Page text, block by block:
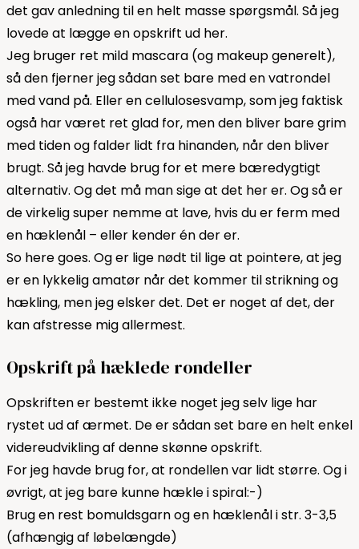
det gav anledning til en helt masse spørgsmål. Så jeg
lovede at lægge en opskrift ud her.
Jeg bruger ret mild mascara (og makeup generelt),
så den fjerner jeg sådan set bare med en vatrondel
med vand på. Eller en cellulosesvamp, som jeg faktisk
også har været ret glad for, men den bliver bare grim
med tiden og falder lidt fra hinanden, når den bliver
brugt. Så jeg havde brug for et mere bæredygtigt
alternativ. Og det må man sige at det her er. Og så er
de virkelig super nemme at lave, hvis du er ferm med
en hæklenål – eller kender én der er.
So here goes. Og er lige nødt til lige at pointere, at jeg
er en lykkelig amatør når det kommer til strikning og
hækling, men jeg elsker det. Det er noget af det, der
kan afstresse mig allermest.
Opskrift på hæklede rondeller
Opskriften er bestemt ikke noget jeg selv lige har
rystet ud af ærmet. De er sådan set bare en helt enkel
videreudvikling af denne skønne opskrift.
For jeg havde brug for, at rondellen var lidt større. Og i
øvrigt, at jeg bare kunne hækle i spiral:-)
Brug en rest bomuldsgarn og en hæklenål i str. 3-3,5
(afhængig af løbelængde)